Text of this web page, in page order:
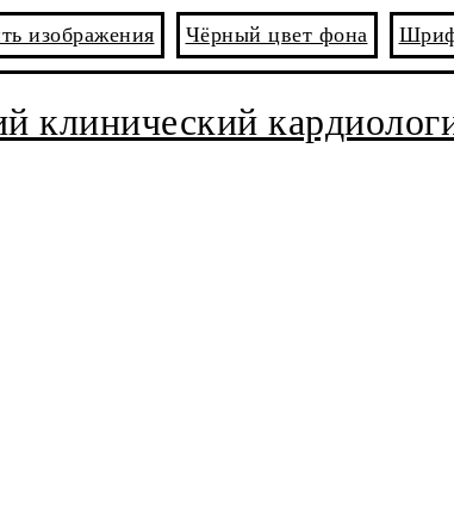
изображения Чёрный цвет фона
клинический